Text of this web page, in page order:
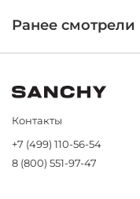
Ранее смотрели
Контакты
+7 (499) 110-56-54
8 (800) 551-97-47